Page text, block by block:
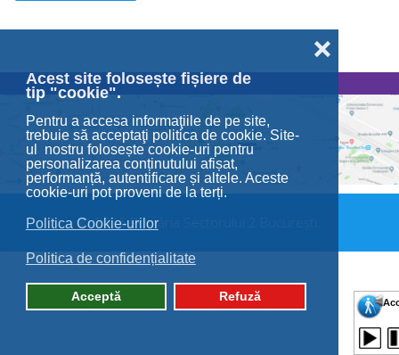
Acest site folosește fișiere de
tip "cookie".
Pentru a accesa informaţiile de pe site,
trebuie să acceptaţi politica de cookie. Site-
ul nostru folosește cookie-uri pentru
personalizarea conținutului afișat,
performanță, autentificare și altele. Aceste
cookie-uri pot proveni de la terți.
Politica Cookie-urilor
Politica de confidențialitate
Acceptă Refuză
❌
© 2026 Primăria Sectorului 2 București.